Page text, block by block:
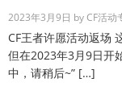
2023年3月9日 byCF活动
CF王者许愿活动返场
但在2023年3月9日开
中，请稍后~” […]